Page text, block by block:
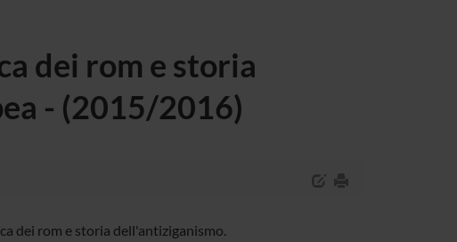
dei rom e storia
- (2015/2016)
dei rom e storia dell'antiziganismo.